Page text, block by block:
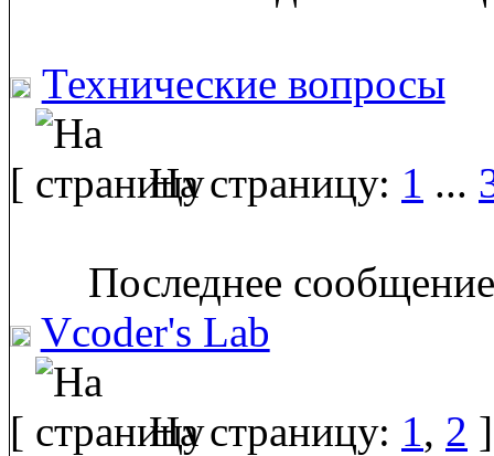
Технические вопросы
[ На страницу: 1 ...
Последнее
Vcoder's Lab
[ На страницу: 1, 2 ]